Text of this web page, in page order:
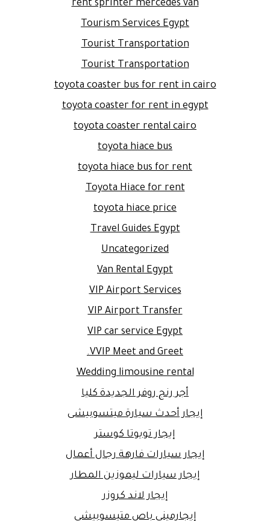
rent sprinter mercedes van
Tourism Services Egypt
Tourist Transportation
Tourist Transportation
toyota coaster bus for rent in cairo
toyota coaster for rent in egypt
toyota coaster rental cairo
toyota hiace bus
toyota hiace bus for rent
Toyota Hiace for rent
toyota hiace price
Travel Guides Egypt
Uncategorized
Van Rental Egypt
VIP Airport Services
VIP Airport Transfer
VIP car service Egypt
VVIP Meet and Greet.
Wedding limousine rental
أجر رنج روفر الجديدة كليا
إيجار أحدث سيارة ميتسوبيشى
إيجار تويوتا كوستر
إيجار سيارات فارهة رجال أعمال
إيجار سيارات ليموزين المطار
إيجار لاند كروزر
إيجارمينى باص متيسوبيشى